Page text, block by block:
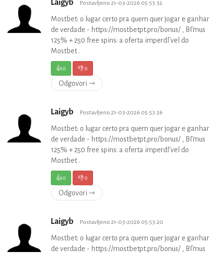
Laigyb Postavljeno 21-03-2026 05:53:32
Mostbet: o lugar certo pra quem quer jogar e ganhar
de verdade - https://mostbetpt.pro/bonus/ , BГґnus
125% + 250 free spins: a oferta imperdГ­vel do
Mostbet .
👍0 👎0
Odgovori ⇾
Laigyb Postavljeno 21-03-2026 05:53:26
Mostbet: o lugar certo pra quem quer jogar e ganhar
de verdade - https://mostbetpt.pro/bonus/ , BГґnus
125% + 250 free spins: a oferta imperdГ­vel do
Mostbet .
👍0 👎0
Odgovori ⇾
Laigyb Postavljeno 21-03-2026 05:53:20
Mostbet: o lugar certo pra quem quer jogar e ganhar
de verdade - https://mostbetpt.pro/bonus/ , BГґnus